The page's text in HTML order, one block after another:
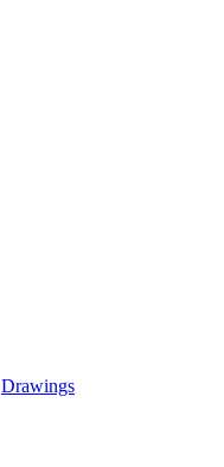
Drawings